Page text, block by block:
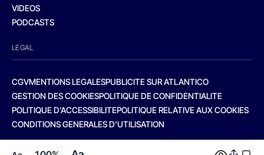
VIDEOS
PODCASTS
LEGAL
CGVMENTIONS LEGALESPUBLICITE SUR ATLANTICO
GESTION DES COOKIESPOLITIQUE DE CONFIDENTIALITE
POLITIQUE D’ACCESSIBILITEPOLITIQUE RELATIVE AUX COOKIES
CONDITIONS GENERALES D’UTILISATION